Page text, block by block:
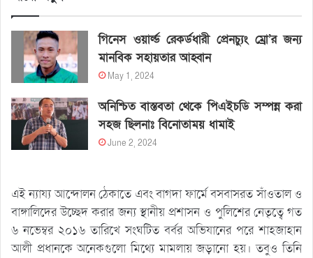
গিনেস ওয়ার্ল্ড রেকর্ডধারী প্রেনচ্যুং ম্রো’র জন্য
মানবিক সহায়তার আহ্বান
May 1, 2024
অনিশ্চিত বাস্তবতা থেকে পিএইচডি সম্পন্ন করা
সহজ ছিলনাঃ বিনোতাময় ধামাই
June 2, 2024
এই ন্যায্য আন্দোলন ঠেকাতে এবং বাগদা ফার্মে বসবাসরত সাঁওতাল ও
বাঙ্গালিদের উচ্ছেদ করার জন্য স্থানীয় প্রশাসন ও পুলিশের নেতৃত্বে গত
৬ নভেম্বর ২০১৬ তারিখে সংঘটিত বর্বর অভিযানের পরে শাহজাহান
আলী প্রধানকে অনেকগুলো মিথ্যে মামলায় জড়ানো হয়। তবুও তিনি